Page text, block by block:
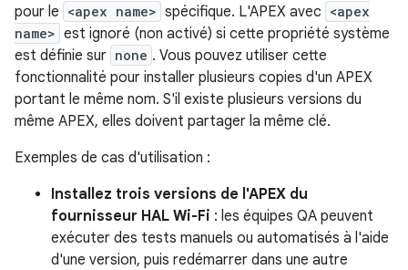
pour le <apex name> spécifique. L'APEX avec <apex
name> est ignoré (non activé) si cette propriété système
est définie sur none . Vous pouvez utiliser cette
fonctionnalité pour installer plusieurs copies d'un APEX
portant le même nom. S'il existe plusieurs versions du
même APEX, elles doivent partager la même clé.
Exemples de cas d'utilisation :
Installez trois versions de l'APEX du
fournisseur HAL Wi-Fi : les équipes QA peuvent
exécuter des tests manuels ou automatisés à l'aide
d'une version, puis redémarrer dans une autre